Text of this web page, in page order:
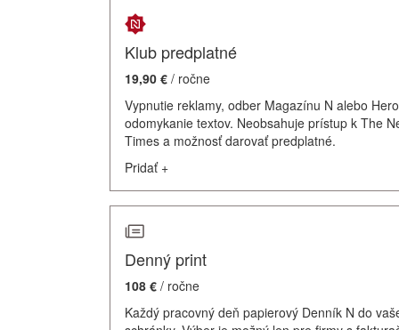
Klub predplatné
19,90 € / ročne
Vypnutie reklamy, odber Magazínu N alebo
odomykanie textov. Neobsahuje prístup k The
Times a možnosť darovať predplatné.
Pridať +
Denný print
108 € / ročne
Každý pracovný deň papierový Denník N do